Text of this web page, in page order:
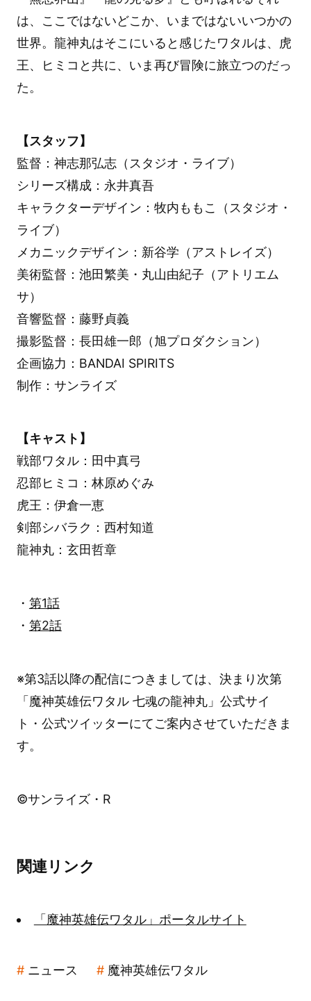
は、ここではないどこか、いまではないいつかの
世界。龍神丸はそこにいると感じたワタルは、虎
王、ヒミコと共に、いま再び冒険に旅立つのだっ
た。
【スタッフ】
監督：神志那弘志（スタジオ・ライブ）
シリーズ構成：永井真吾
キャラクターデザイン：牧内ももこ（スタジオ・
ライブ）
メカニックデザイン：新谷学（アストレイズ）
美術監督：池田繁美・丸山由紀子（アトリエム
サ）
音響監督：藤野貞義
撮影監督：長田雄一郎（旭プロダクション）
企画協力：BANDAI SPIRITS
制作：サンライズ
【キャスト】
戦部ワタル：田中真弓
忍部ヒミコ：林原めぐみ
虎王：伊倉一恵
剣部シバラク：西村知道
龍神丸：玄田哲章
・ 第1話
・ 第2話
※第3話以降の配信につきましては、決まり次第
「魔神英雄伝ワタル 七魂の龍神丸」公式サイ
ト・公式ツイッターにてご案内させていただきま
す。
©サンライズ・R
関連リンク
「魔神英雄伝ワタル」ポータルサイト
ニュース 魔神英雄伝ワタル